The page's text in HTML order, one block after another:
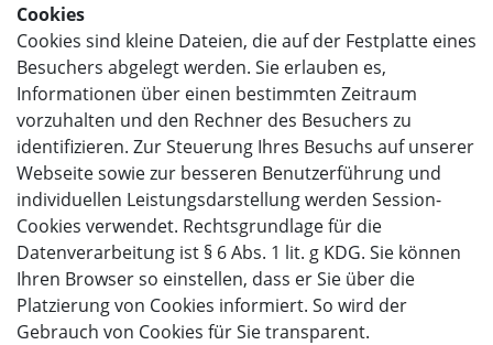
Cookies
Cookies sind kleine Dateien, die auf der Festplatte eines
Besuchers abgelegt werden. Sie erlauben es,
Informationen über einen bestimmten Zeitraum
vorzuhalten und den Rechner des Besuchers zu
identifizieren. Zur Steuerung Ihres Besuchs auf unserer
Webseite sowie zur besseren Benutzerführung und
individuellen Leistungsdarstellung werden Session-
Cookies verwendet. Rechtsgrundlage für die
Datenverarbeitung ist § 6 Abs. 1 lit. g KDG. Sie können
Ihren Browser so einstellen, dass er Sie über die
Platzierung von Cookies informiert. So wird der
Gebrauch von Cookies für Sie transparent.